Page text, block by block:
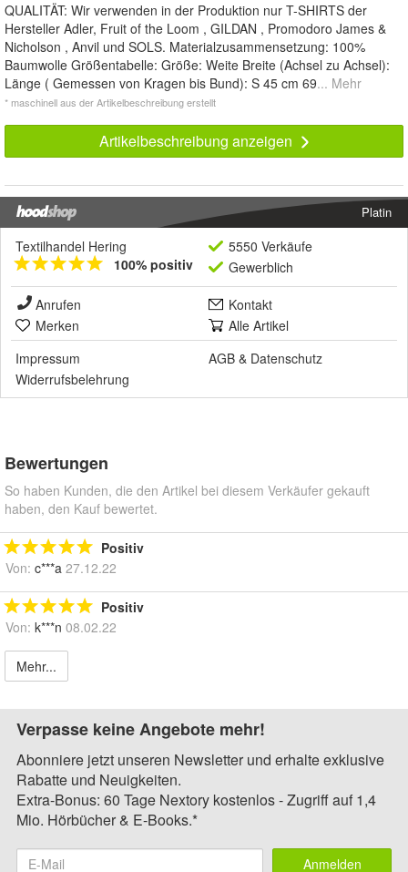
QUALITÄT: Wir verwenden in der Produktion nur T-SHIRTS der
Hersteller Adler, Fruit of the Loom , GILDAN , Promodoro James &
Nicholson , Anvil und SOLS. Materialzusammensetzung: 100%
Baumwolle Größentabelle: Größe: Weite Breite (Achsel zu Achsel):
Länge ( Gemessen von Kragen bis Bund): S 45 cm 69... Mehr
* maschinell aus der Artikelbeschreibung erstellt
Artikelbeschreibung anzeigen
Platin
Textilhandel Hering
100% positiv
5550 Verkäufe
Gewerblich
Anrufen
Kontakt
Merken
Alle Artikel
Impressum
AGB & Datenschutz
Widerrufsbelehrung
Bewertungen
So haben Kunden, die den Artikel bei diesem Verkäufer gekauft
haben, den Kauf bewertet.
Positiv
Von: c***a 27.12.22
Positiv
Von: k***n 08.02.22
Mehr...
Verpasse keine Angebote mehr!
Abonniere jetzt unseren Newsletter und erhalte exklusive
Rabatte und Neuigkeiten.
Extra-Bonus: 60 Tage Nextory kostenlos - Zugriff auf 1,4
Mio. Hörbücher & E-Books.*
Anmelden